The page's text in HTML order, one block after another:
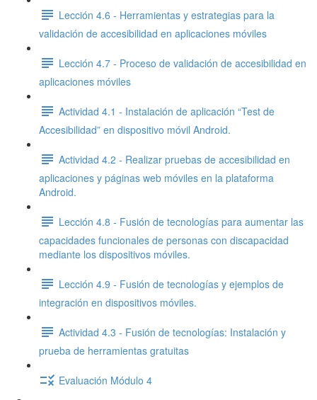
Lección 4.6 - Herramientas y estrategias para la
validación de accesibilidad en aplicaciones móviles
Lección 4.7 - Proceso de validación de accesibilidad en
aplicaciones móviles
Actividad 4.1 - Instalación de aplicación “Test de
Accesibilidad” en dispositivo móvil Android.
Actividad 4.2 - Realizar pruebas de accesibilidad en
aplicaciones y páginas web móviles en la plataforma
Android.
Lección 4.8 - Fusión de tecnologías para aumentar las
capacidades funcionales de personas con discapacidad
mediante los dispositivos móviles.
Lección 4.9 - Fusión de tecnologías y ejemplos de
integración en dispositivos móviles.
Actividad 4.3 - Fusión de tecnologías: Instalación y
prueba de herramientas gratuitas
Evaluación Módulo 4